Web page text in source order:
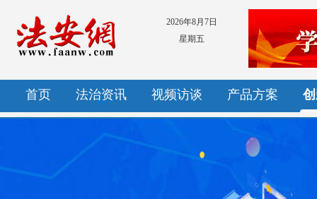
2026年8月7日
星期五
首页 法治资讯 视频访谈 产品方案